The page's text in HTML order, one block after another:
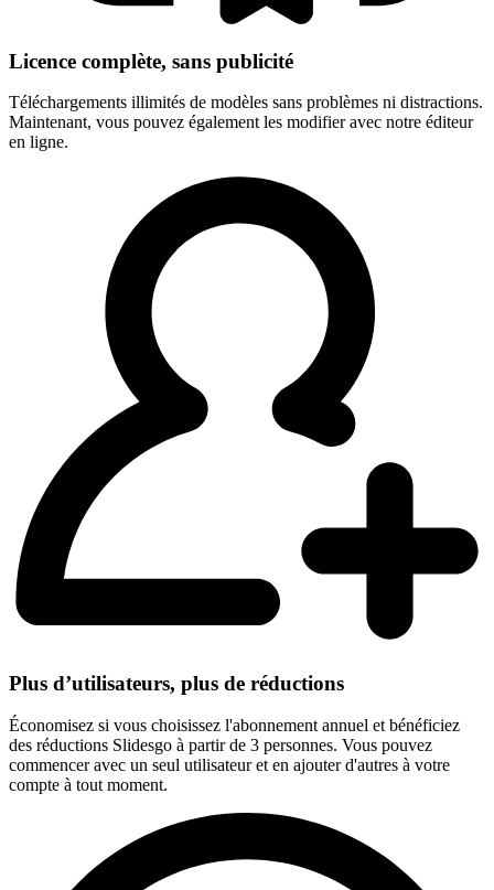
Licence complète, sans publicité
Téléchargements illimités de modèles sans problèmes ni distractions.
Maintenant, vous pouvez également les modifier avec notre éditeur
en ligne.
Plus d’utilisateurs, plus de réductions
Économisez si vous choisissez l'abonnement annuel et bénéficiez
des réductions Slidesgo à partir de 3 personnes. Vous pouvez
commencer avec un seul utilisateur et en ajouter d'autres à votre
compte à tout moment.